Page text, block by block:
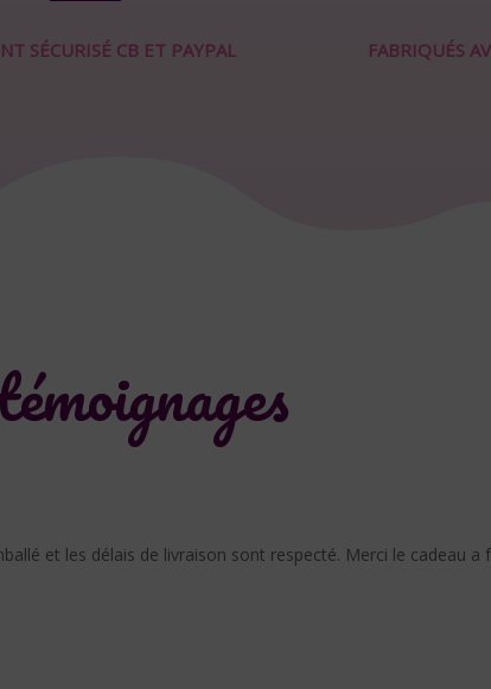
SÉCURISÉ CB ET PAYPAL FABRIQUÉS
et les délais de livraison sont respecté. Merci le cadeau a